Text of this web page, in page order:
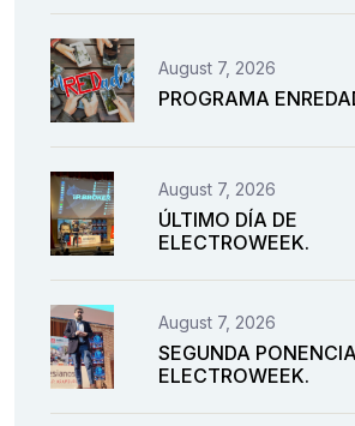
August 7, 2026
PROGRAMA
August 7, 2026
ÚLTIMO DÍA DE
ELECTROWEEK.
August 7, 2026
SEGUNDA
ELECTROWEEK.